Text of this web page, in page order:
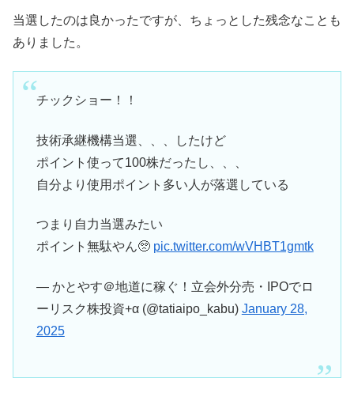
当選したのは良かったですが、ちょっとした残念なことも
ありました。
チックショー！！
技術承継機構当選、、、したけど
ポイント使って100株だったし、、、
自分より使用ポイント多い人が落選している
つまり自力当選みたい
ポイント無駄やん🥺 pic.twitter.com/wVHBT1gmtk
— かとやす＠地道に稼ぐ！立会外分売・IPOでロ
ーリスク株投資+α (@tatiaipo_kabu) January 28,
2025